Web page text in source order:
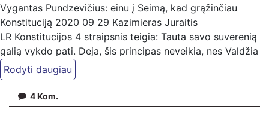
Vygantas Pundzevičius: einu į Seimą, kad grąžinčiau
Konstituciją 2020 09 29 Kazimieras Juraitis
LR Konstitucijos 4 straipsnis teigia: Tauta savo suverenią
galią vykdo pati. Deja, šis principas neveikia, nes Valdžia
užkėlė referendumų iniciatyvai reikalingų žmonių skaičių iki
visiškai nerealių "lubų" - 300 000. O tam, kad veiktų
Valdžios atstovavimas Tautai principas - būtina asmeninė
atsakomybė. Šiems tikslams įgyvendinti, mes ir keliama
4Kom.